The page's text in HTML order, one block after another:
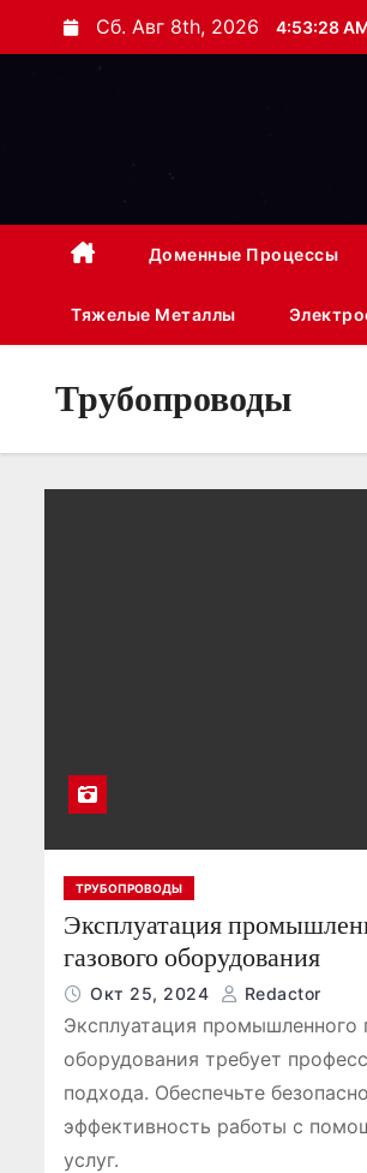
е
д
ж
Сб. Авг 8th, 2026 4:53:29
Доменные Процессы
Тяжелые Металлы
Трубопроводы
ТРУБОПРОВОДЫ
Эксплуатация
газового оборудования
Окт 25, 2024 Redactor
Эксплуатация промышленного
оборудования требует
подхода. Обеспечьте
эффективность работы с
услуг.